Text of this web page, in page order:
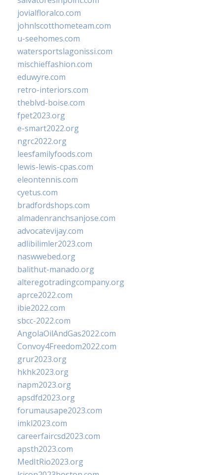
jovialfloralco.com
johnlscotthometeam.com
u-seehomes.com
watersportslagonissi.com
mischieffashion.com
eduwyre.com
retro-interiors.com
theblvd-boise.com
fpet2023.org
e-smart2022.org
ngrc2022.org
leesfamilyfoods.com
lewis-lewis-cpas.com
eleontennis.com
cyetus.com
bradfordshops.com
almadenranchsanjose.com
advocatevijay.com
adlibilimler2023.com
naswwebed.org
balithut-manado.org
alteregotradingcompany.org
aprce2022.com
ibie2022.com
sbcc-2022.com
AngolaOilAndGas2022.com
Convoy4Freedom2022.com
grur2023.org
hkhk2023.org
napm2023.org
apsdfd2023.org
forumausape2023.com
imkl2023.com
careerfaircsd2023.com
apsth2023.com
MedItRio2023.org